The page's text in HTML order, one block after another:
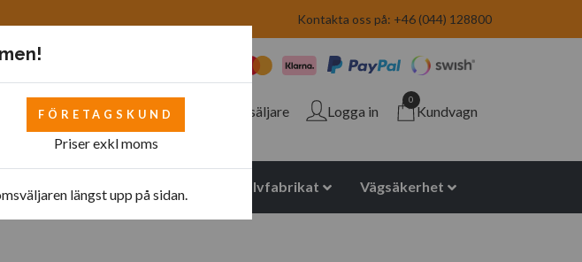
Kontakta oss på: +46 (044) 128800
Återförsäljare Logga in
0
Kundvagn
Bilverkstad Polyuretan halvfabrikat Vägsäkerhet
FÖRETAGSKUND
Priser exkl moms
längst upp på sidan.